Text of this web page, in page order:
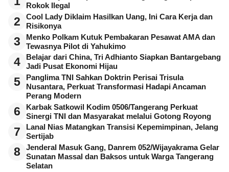
Rokok Ilegal
2
Cool Lady Diklaim Hasilkan Uang, Ini Cara Kerja dan
Risikonya
3
Menko Polkam Kutuk Pembakaran Pesawat AMA dan
Tewasnya Pilot di Yahukimo
4
Belajar dari China, Tri Adhianto Siapkan Bantargebang
Jadi Pusat Ekonomi Hijau
5
Panglima TNI Sahkan Doktrin Perisai Trisula
Nusantara, Perkuat Transformasi Hadapi Ancaman
Perang Modern
6
Karbak Satkowil Kodim 0506/Tangerang Perkuat
Sinergi TNI dan Masyarakat melalui Gotong Royong
7
Lanal Nias Matangkan Transisi Kepemimpinan, Jelang
Sertijab
8
Jenderal Masuk Gang, Danrem 052/Wijayakrama Gelar
Sunatan Massal dan Baksos untuk Warga Tangerang
Selatan